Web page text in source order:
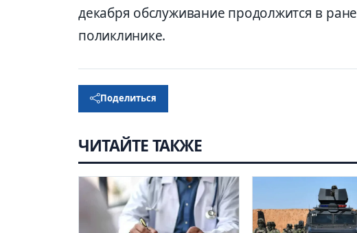
декабря обслуживание продолжится в
поликлинике.
Поделиться
ЧИТАЙТЕ ТАКЖЕ